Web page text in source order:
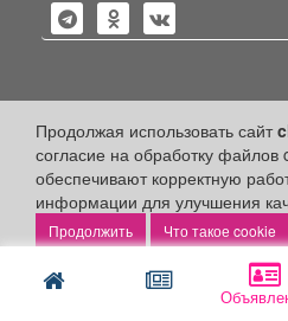
Продолжая использовать сайт
согласие на обработку файлов
обеспечивают корректную
информации для улучшения
Что такое cookie
Политика конфиденциальности
Публикации с пометкой «Реклама»,
«Партнёрский проект» оплачены
Редакция сайта не несет
объявлениях.
+16 © 2006-2026 ООО